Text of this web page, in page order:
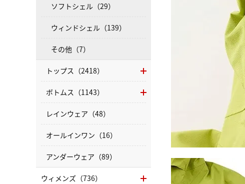
ソフトシェル（29）
ウィンドシェル（139）
その他（7）
トップス（2418）
ボトムス（1143）
レインウェア（48）
オールインワン（16）
アンダーウェア（89）
ウィメンズ（736）